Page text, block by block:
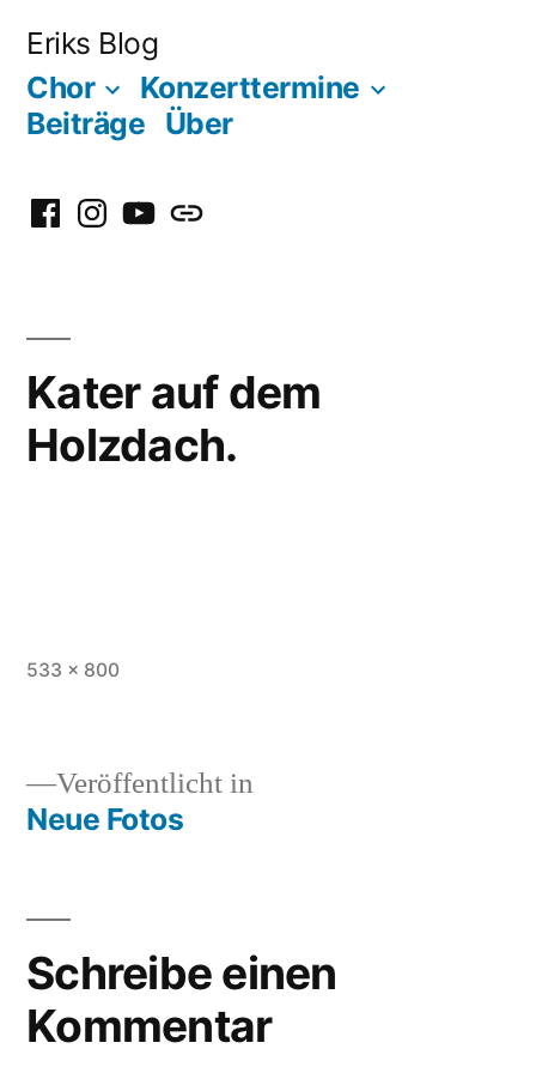
Inhalt
springen
Eriks Blog
Chor
Konzerttermine
Beiträge Über
Facebook
Instagram
YouTubeMastodon
Kater auf dem
Holzdach.
Originalgröße
533 × 800
Beitragsnavigation
Veröffentlicht in
Neue Fotos
Schreibe einen
Kommentar